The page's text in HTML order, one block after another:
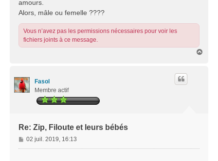
amours.
Alors, mâle ou femelle ????
Vous n’avez pas les permissions nécessaires pour voir les
fichiers joints à ce message.
Fasol
Membre actif
Re: Zip, Filoute et leurs bébés
M
e
02 juil. 2019, 16:13